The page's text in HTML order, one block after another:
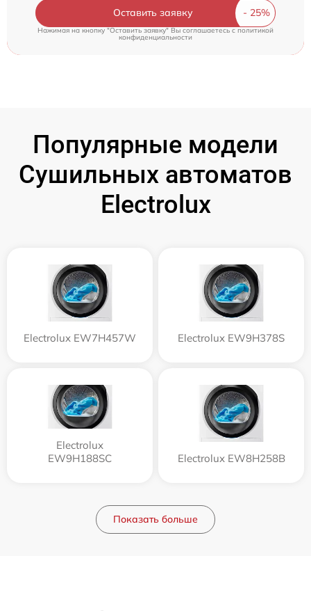
Оставить заявку
Нажимая на кнопку "Оставить заявку" Вы соглашаетесь c политикой
конфиденциальности
Популярные модели
Сушильных автоматов
Electrolux
Electrolux EW7H457W Electrolux EW9H378S
Electrolux
EW9H188SC
Electrolux EW8H258B
Показать больше